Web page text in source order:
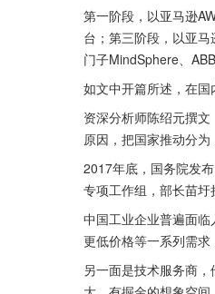
第一阶段，以亚马逊
台；第三阶段，以亚
门子MindSphere、
如文中开篇所述，在
资深分析师陈绍元撰
原因，把国家推动分
2017年底，国务院发
专项工作组，部长苗圩
中国工业企业普遍面临
更低价格等一系列需求
另一面是技术服务商